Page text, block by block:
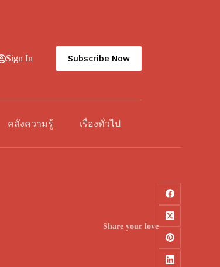
Sign In Subscribe Now
คลังความรู้ เรื่องทั่วไป
Share your love